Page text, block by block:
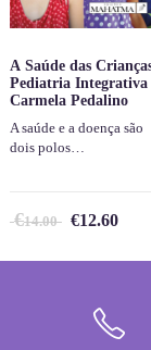
A Saúde das
Pediatria Integrativa
Carmela Pedalino
A saúde e a doença são
dois polos…
€14.00 €12.60